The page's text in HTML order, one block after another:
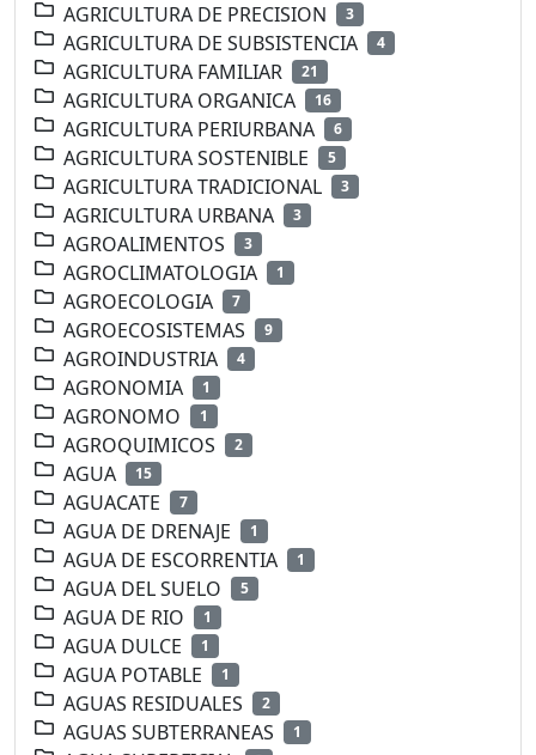
AGRICULTURA DE PRECISION 3
AGRICULTURA DE SUBSISTENCIA 4
AGRICULTURA FAMILIAR 21
AGRICULTURA ORGANICA 16
AGRICULTURA PERIURBANA 6
AGRICULTURA SOSTENIBLE 5
AGRICULTURA TRADICIONAL 3
AGRICULTURA URBANA 3
AGROALIMENTOS 3
AGROCLIMATOLOGIA 1
AGROECOLOGIA 7
AGROECOSISTEMAS 9
AGROINDUSTRIA 4
AGRONOMIA 1
AGRONOMO 1
AGROQUIMICOS 2
AGUA 15
AGUACATE 7
AGUA DE DRENAJE 1
AGUA DE ESCORRENTIA 1
AGUA DEL SUELO 5
AGUA DE RIO 1
AGUA DULCE 1
AGUA POTABLE 1
AGUAS RESIDUALES 2
AGUAS SUBTERRANEAS 1